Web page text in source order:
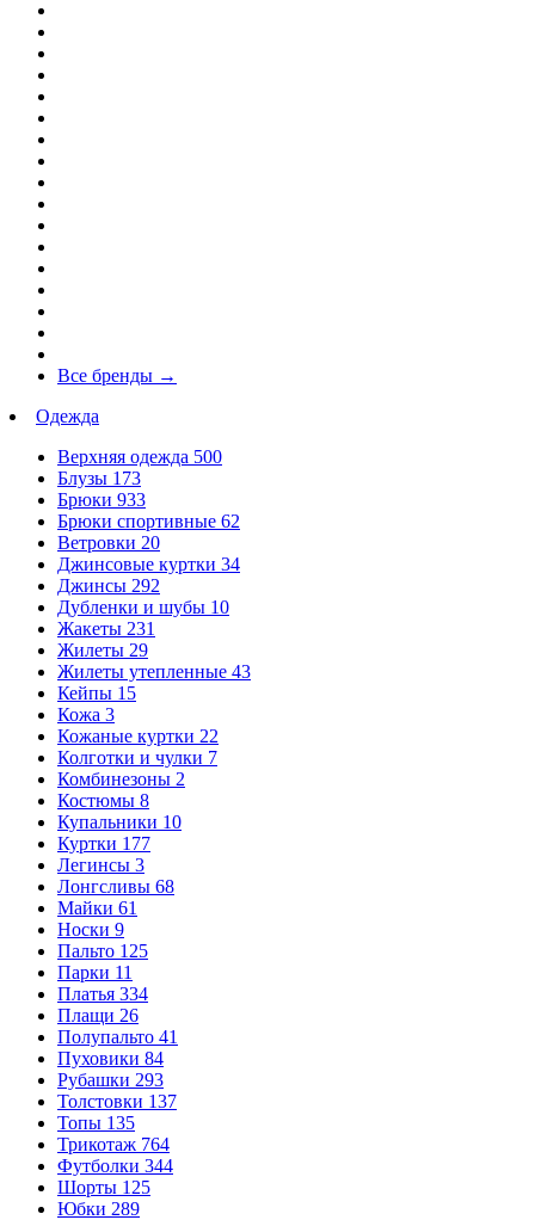
Все бренды →
Одежда
Верхняя одежда 500
Блузы 173
Брюки 933
Брюки спортивные 62
Ветровки 20
Джинсовые куртки 34
Джинсы 292
Дубленки и шубы 10
Жакеты 231
Жилеты 29
Жилеты утепленные 43
Кейпы 15
Кожа 3
Кожаные куртки 22
Колготки и чулки 7
Комбинезоны 2
Костюмы 8
Купальники 10
Куртки 177
Легинсы 3
Лонгсливы 68
Майки 61
Носки 9
Пальто 125
Парки 11
Платья 334
Плащи 26
Полупальто 41
Пуховики 84
Рубашки 293
Толстовки 137
Топы 135
Трикотаж 764
Футболки 344
Шорты 125
Юбки 289